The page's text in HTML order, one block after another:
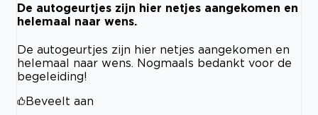
De autogeurtjes zijn hier netjes aangekomen en
helemaal naar wens.
De autogeurtjes zijn hier netjes aangekomen en
helemaal naar wens. Nogmaals bedankt voor de
begeleiding!
Beveelt aan